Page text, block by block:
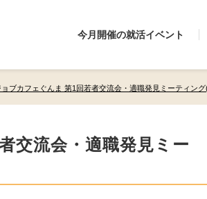
今月開催の就活イベント
ョブカフェぐんま 第1回若者交流会・適職発見ミーティン
交流会・適職発見ミー